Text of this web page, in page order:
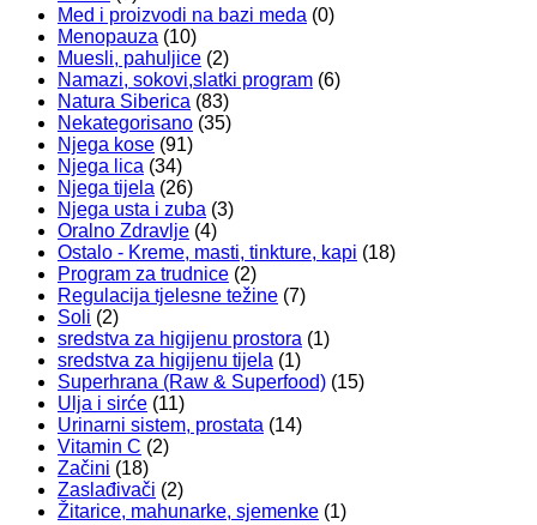
Med i proizvodi na bazi meda (0)
Menopauza (10)
Muesli, pahuljice (2)
Namazi, sokovi,slatki program (6)
Natura Siberica (83)
Nekategorisano (35)
Njega kose (91)
Njega lica (34)
Njega tijela (26)
Njega usta i zuba (3)
Oralno Zdravlje (4)
Ostalo - Kreme, masti, tinkture, kapi (18)
Program za trudnice (2)
Regulacija tjelesne težine (7)
Soli (2)
sredstva za higijenu prostora (1)
sredstva za higijenu tijela (1)
Superhrana (Raw & Superfood) (15)
Ulja i sirće (11)
Urinarni sistem, prostata (14)
Vitamin C (2)
Začini (18)
Zaslađivači (2)
Žitarice, mahunarke, sjemenke (1)